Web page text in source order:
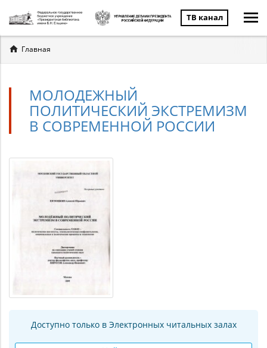
ТВ канал
Вы
здесь
Главная
МОЛОДЕЖНЫЙ
ПОЛИТИЧЕСКИЙ ЭКСТРЕМИЗМ
В СОВРЕМЕННОЙ РОССИИ
Доступно только в Электронных читальных залах